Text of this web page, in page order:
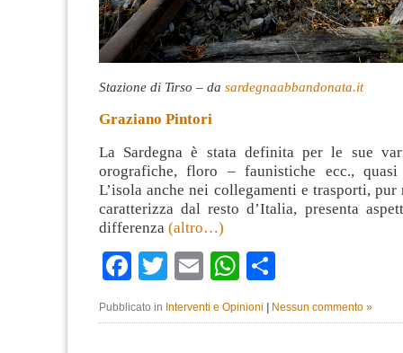
Stazione di Tirso – da sardegnaabbandonata.it
Graziano Pintori
La Sardegna è stata definita per le sue
orografiche, floro – faunistiche ecc., quasi
L’isola anche nei collegamenti e trasporti,
caratterizza dal resto d’Italia, presenta
differenza (altro…)
Facebook
TwitterEmailWhatsApp
Pubblicato in Interventi e Opinioni | Nessun commento »